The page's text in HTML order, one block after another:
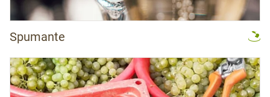
Spumante